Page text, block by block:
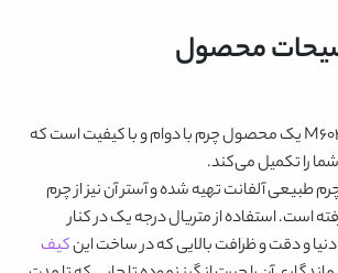
محصول
یک محصول چرم با دوام و با کیفیت است که
را تکمیل می‌کند.
طبیعی آلفانت تهیه شده و آستر آن نیز از چرم
است. استفاده از متریال درجه یک در کنار
دنیا و دقت و ظرافت بالایی که در ساخت اینکیف